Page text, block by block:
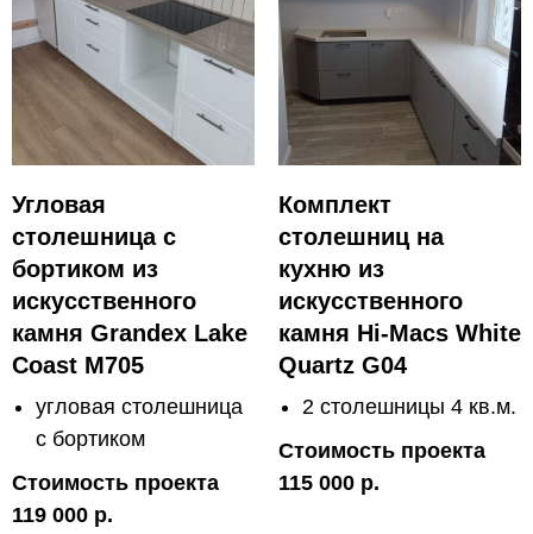
Угловая
столешница с
бортиком из
искусственного
камня Grandex Lake
Coast M705
угловая столешница
с бортиком
Стоимость проекта
119 000 р.
Комплект
столешниц на
кухню из
искусственного
камня Hi-Macs White
Quartz G04
2 столешницы 4 кв.м.
Стоимость проекта
115 000 р.